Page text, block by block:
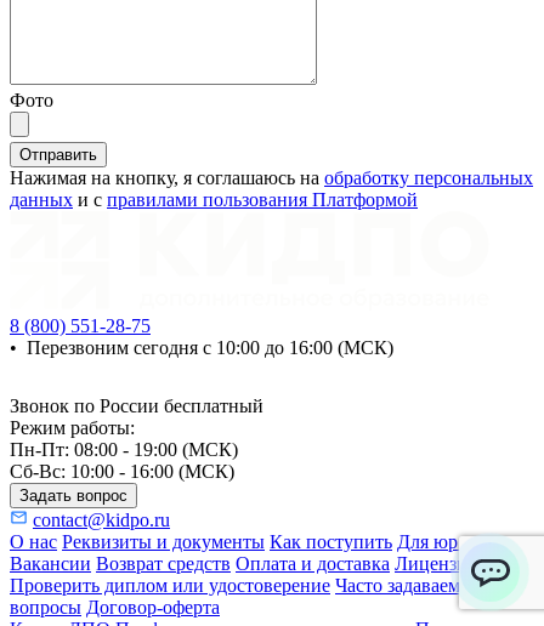
Фото
Отправить
Нажимая на кнопку, я соглашаюсь на обработку персональных
данных и с правилами пользования Платформой
8 (800) 551-28-75
• Перезвоним сегодня с 10:00 до 16:00 (МСК)
Звонок по России бесплатный
Режим работы:
Пн-Пт: 08:00 - 19:00 (МСК)
Сб-Вс: 10:00 - 16:00 (МСК)
Задать вопрос
contact@kidpo.ru
О нас Реквизиты и документы Как поступить Для юр. лиц
Вакансии Возврат средств Оплата и доставка Лицензия
Проверить диплом или удостоверение Часто задаваемые
вопросы Договор-оферта